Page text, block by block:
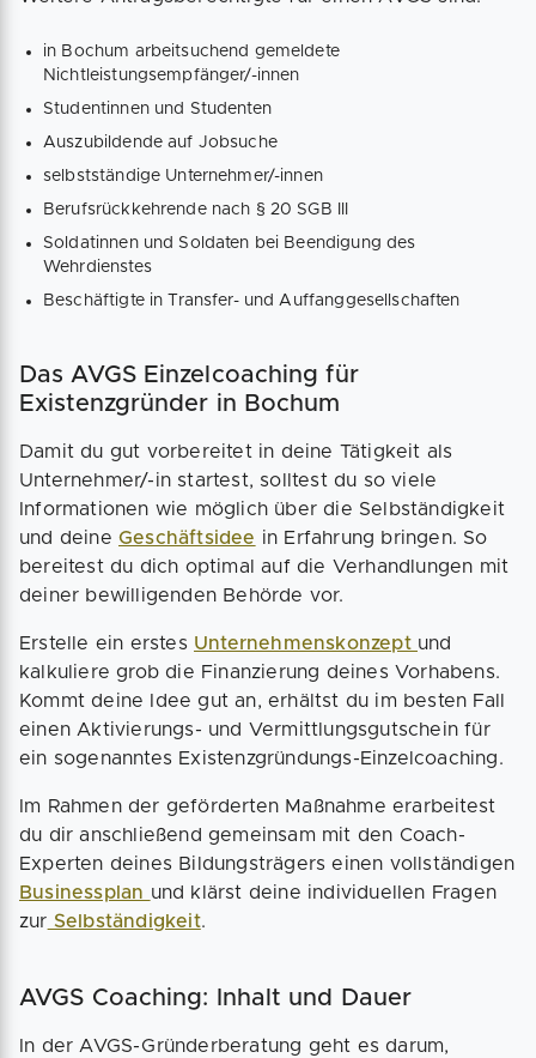
in Bochum arbeitsuchend gemeldete
Nichtleistungsempfänger/-innen
Studentinnen und Studenten
Auszubildende auf Jobsuche
selbstständige Unternehmer/-innen
Berufsrückkehrende nach § 20 SGB III
Soldatinnen und Soldaten bei Beendigung des
Wehrdienstes
Beschäftigte in Transfer- und Auffanggesellschaften
Das AVGS Einzelcoaching für
Existenzgründer in Bochum
Damit du gut vorbereitet in deine Tätigkeit als
Unternehmer/-in startest, solltest du so viele
Informationen wie möglich über die Selbständigkeit
und deine Geschäftsidee in Erfahrung bringen. So
bereitest du dich optimal auf die Verhandlungen mit
deiner bewilligenden Behörde vor.
Erstelle ein erstes Unternehmenskonzept und
kalkuliere grob die Finanzierung deines Vorhabens.
Kommt deine Idee gut an, erhältst du im besten Fall
einen Aktivierungs- und Vermittlungsgutschein für
ein sogenanntes Existenzgründungs-Einzelcoaching.
Im Rahmen der geförderten Maßnahme erarbeitest
du dir anschließend gemeinsam mit den Coach-
Experten deines Bildungsträgers einen vollständigen
Businessplan und klärst deine individuellen Fragen
zur Selbständigkeit.
AVGS Coaching: Inhalt und Dauer
In der AVGS-Gründerberatung geht es darum,